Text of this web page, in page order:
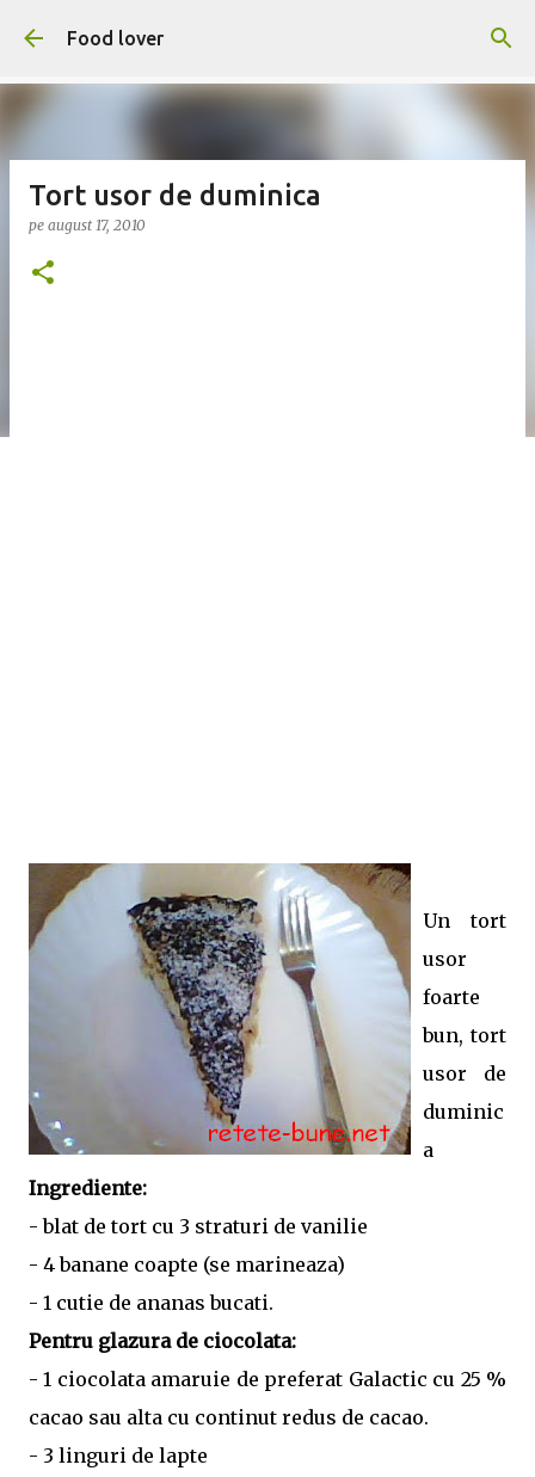
Treceți la conținutul principal
Food lover
Tort usor de duminica
pe august 17, 2010
Un tort
usor
foarte
bun, tort
usor de
duminic
a
Ingrediente:
- blat de tort cu 3 straturi de vanilie
- 4 banane coapte (se marineaza)
- 1 cutie de ananas bucati.
Pentru glazura de ciocolata:
- 1 ciocolata amaruie de preferat Galactic cu 25 %
cacao sau alta cu continut redus de cacao.
- 3 linguri de lapte